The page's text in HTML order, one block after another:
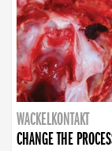
WACKELKONTAKT
CHANGE THE